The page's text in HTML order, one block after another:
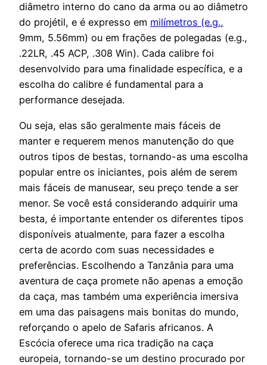
diâmetro interno do cano da arma ou ao diâmetro
do projétil, e é expresso em milímetros (e.g.,
9mm, 5.56mm) ou em frações de polegadas (e.g.,
.22LR, .45 ACP, .308 Win). Cada calibre foi
desenvolvido para uma finalidade específica, e a
escolha do calibre é fundamental para a
performance desejada.
Ou seja, elas são geralmente mais fáceis de
manter e requerem menos manutenção do que
outros tipos de bestas, tornando-as uma escolha
popular entre os iniciantes, pois além de serem
mais fáceis de manusear, seu preço tende a ser
menor. Se você está considerando adquirir uma
besta, é importante entender os diferentes tipos
disponíveis atualmente, para fazer a escolha
certa de acordo com suas necessidades e
preferências. Escolhendo a Tanzânia para uma
aventura de caça promete não apenas a emoção
da caça, mas também uma experiência imersiva
em uma das paisagens mais bonitas do mundo,
reforçando o apelo de Safaris africanos. A
Escócia oferece uma rica tradição na caça
europeia, tornando-se um destino procurado por